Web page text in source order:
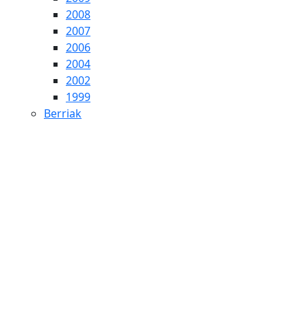
2008
2007
2006
2004
2002
1999
Berriak